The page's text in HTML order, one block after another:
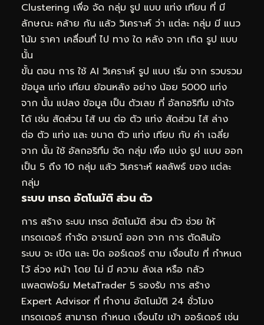
Clustering เพื่อ จัด กลุ่ม รูป แบบ แท่ง เทียน ที่ มี
ลักษณะ คล้าย กัน แล้ว วิเคราะห์ ว่า แต่ละ กลุ่ม มี แนว
โน้ม ราคา เคลื่อนที่ ไป ทาง ใด หลัง จาก เกิด รูป แบบ
นั้น
ขั้น ตอน การ ใช้ AI วิเคราะห์ รูป แบบ เริ่ม จาก รวบรวม
ข้อมูล แท่ง เทียน ย้อนหลัง อย่าง น้อย 5000 แท่ง
จาก นั้น แปลง ข้อมูล เป็น ตัวเลข ที่ อัลกอริทึม เข้าใจ
ได้ เช่น สัดส่วน ไส้ บน ต่อ ตัว แท่ง สัดส่วน ไส้ ล่าง
ต่อ ตัว แท่ง และ ขนาด ตัว แท่ง เทียบ กับ ค่า เฉลี่ย
จาก นั้น ใช้ อัลกอริทึม จัด กลุ่ม เพื่อ แบ่ง รูป แบบ ออก
เป็น 5 ถึง 10 กลุ่ม แล้ว วิเคราะห์ ผลลัพธ์ ของ แต่ละ
กลุ่ม
ระบบ เทรด อัตโนมัติ ส่วน ตัว
การ สร้าง ระบบ เทรด อัตโนมัติ ส่วน ตัว ช่วย ให้
เทรดเดอร์ กำจัด อารมณ์ ออก จาก การ ตัดสินใจ
ระบบ จะ เปิด และ ปิด ออร์เดอร์ ตาม เงื่อนไข ที่ กำหนด
ไว้ ล่วง หน้า โดย ไม่ มี ความ ลังเล หรือ กลัว
แพลตฟอร์ม MetaTrader 5 รองรับ การ สร้าง
Expert Advisor ที่ ทำงาน อัตโนมัติ 24 ชั่วโมง
เทรดเดอร์ สามารถ กำหนด เงื่อนไข เข้า ออร์เดอร์ เช่น